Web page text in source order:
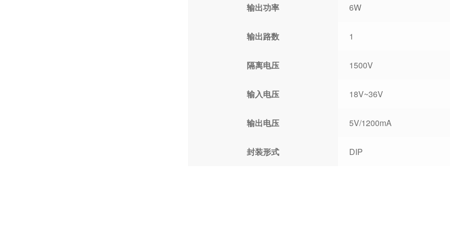
输出功率 6W
输出路数 1
隔离电压 1500V
输入电压 18V~36V
输出电压 5V/1200mA
封装形式 DIP